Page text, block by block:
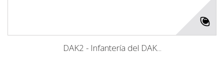
DAK2 - Infantería del DAK...